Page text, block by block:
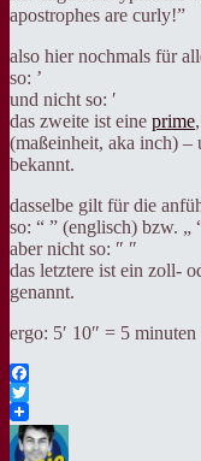
apostrophes are curly!”
also hier nochmals für
so: ’
und nicht so: ′
das zweite ist eine prime
(maßeinheit, aka inch) –
bekannt.
dasselbe gilt für die
so: “ ” (englisch) bzw. „
aber nicht so: ″ ″
das letztere ist ein zoll-
genannt.
ergo: 5′ 10″ = 5
Facebook
Twitter